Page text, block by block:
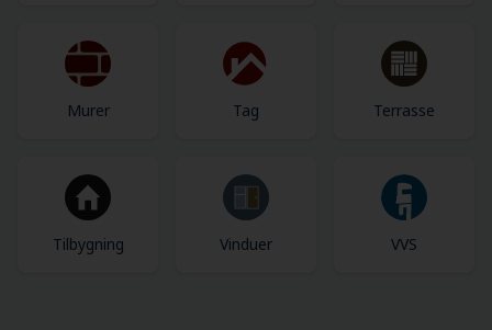
Murer Tag Terrasse
Tilbygning Vinduer VVS